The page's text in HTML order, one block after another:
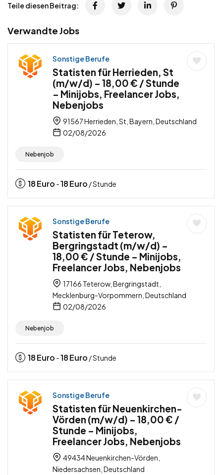
Teile diesen Beitrag:
Verwandte Jobs
Sonstige Berufe
Statisten für Herrieden, St
(m/w/d) – 18,00 € / Stunde
– Minijobs, Freelancer Jobs,
Nebenjobs
91567 Herrieden, St, Bayern, Deutschland
02/08/2026
Nebenjob
18Euro -18Euro / Stunde
Sonstige Berufe
Statisten für Teterow,
Bergringstadt (m/w/d) –
18,00 € / Stunde – Minijobs,
Freelancer Jobs, Nebenjobs
17166 Teterow, Bergringstadt,
Mecklenburg-Vorpommern, Deutschland
02/08/2026
Nebenjob
18Euro -18Euro / Stunde
Sonstige Berufe
Statisten für Neuenkirchen-
Vörden (m/w/d) – 18,00 € /
Stunde – Minijobs,
Freelancer Jobs, Nebenjobs
49434 Neuenkirchen-Vörden,
Niedersachsen, Deutschland